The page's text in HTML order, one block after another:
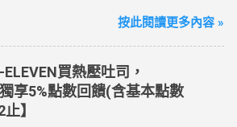
卡 方便、快速、享買一送一優惠！ > 實
集團300元即享券。 (出國開通啟用後回
站登錄 【點我登錄】 ) > eSIM出國上網
康升級！購買eSIM「吃到飽」方案；即
數「吃到飽」方案。 (例：買1張日本5天
按此閱讀更多內容 »
買熱壓吐司，
享5%點數回饋(含基本點數
】